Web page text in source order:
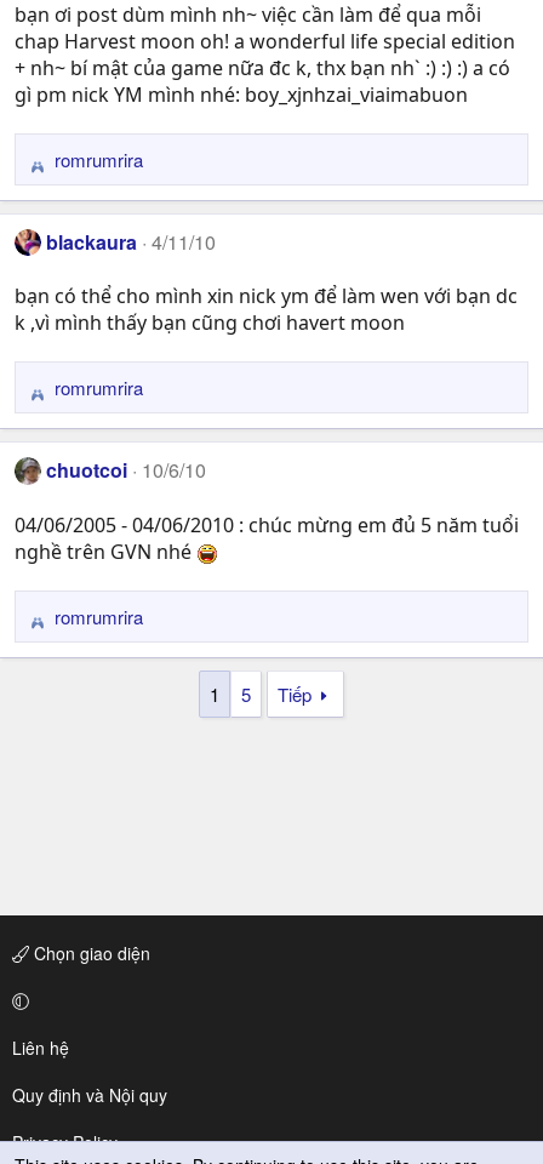
i
o
n
s
bạn ơi post dùm mình nh~ việc cần làm để qua mỗi
chap Harvest moon oh! a wonderful life special edition
+ nh~ bí mật của game nữa đc k, thx bạn nh` :) :) :) a có
gì pm nick YM mình nhé: boy_xjnhzai_viaimabuon
R
e
a
c
i
o
romrumrira
blackaura 4/11/10
bạn có thể cho mình xin nick ym để làm wen với bạn dc
k ,vì mình thấy bạn cũng chơi havert moon
R
e
a
c
i
o
romrumrira
chuotcoi 10/6/10
04/06/2005 - 04/06/2010 : chúc mừng em đủ 5 năm tuổi
nghề trên GVN nhé
R
e
romrumrira
1 5 Tiếp
Chọn giao diện
Liên hệ
Quy định và Nội quy
Privacy Policy